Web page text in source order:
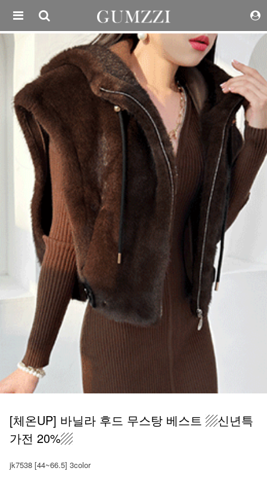
[체온UP] 바닐라 후드 무스탕 베스트 ▨신년특
가전 20%▨
jk7538 [44~66.5] 3color